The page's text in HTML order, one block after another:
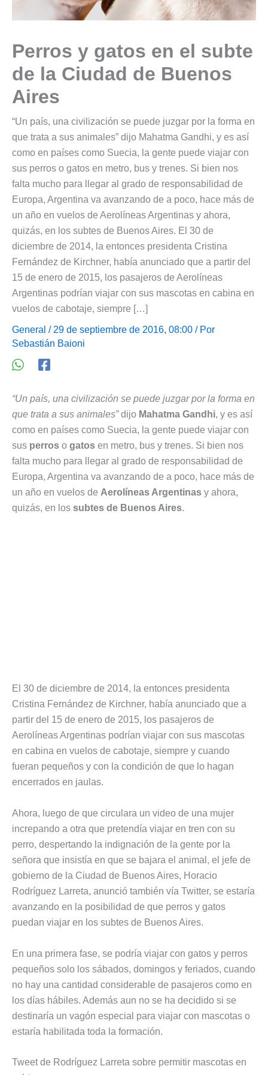
Perros y gatos en el subte
de la Ciudad de Buenos
Aires
“Un país, una civilización se puede juzgar por la forma en
que trata a sus animales” dijo Mahatma Gandhi, y es así
como en países como Suecia, la gente puede viajar con
sus perros o gatos en metro, bus y trenes. Si bien nos
falta mucho para llegar al grado de responsabilidad de
Europa, Argentina va avanzando de a poco, hace más de
un año en vuelos de Aerolíneas Argentinas y ahora,
quizás, en los subtes de Buenos Aires. El 30 de
diciembre de 2014, la entonces presidenta Cristina
Fernández de Kirchner, había anunciado que a partir del
15 de enero de 2015, los pasajeros de Aerolíneas
Argentinas podrían viajar con sus mascotas en cabina en
vuelos de cabotaje, siempre […]
General / 29 de septiembre de 2016, 08:00 / Por
Sebastián Baioni
“Un país, una civilización se puede juzgar por la forma en
que trata a sus animales”dijo Mahatma Gandhi, y es así
como en países como Suecia, la gente puede viajar con
sus perros o gatos en metro, bus y trenes. Si bien nos
falta mucho para llegar al grado de responsabilidad de
Europa, Argentina va avanzando de a poco, hace más de
un año en vuelos de Aerolíneas Argentinas y ahora,
quizás, en los subtes de Buenos Aires.
El 30 de diciembre de 2014, la entonces presidenta
Cristina Fernández de Kirchner, había anunciado que a
partir del 15 de enero de 2015, los pasajeros de
Aerolíneas Argentinas podrían viajar con sus mascotas
en cabina en vuelos de cabotaje, siempre y cuando
fueran pequeños y con la condición de que lo hagan
encerrados en jaulas.
Ahora, luego de que circulara un video de una mujer
increpando a otra que pretendía viajar en tren con su
perro, despertando la indignación de la gente por la
señora que insistía en que se bajara el animal, el jefe de
gobierno de la Ciudad de Buenos Aires, Horacio
Rodríguez Larreta, anunció también vía Twitter, se estaría
avanzando en la posibilidad de que perros y gatos
puedan viajar en los subtes de Buenos Aires.
En una primera fase, se podría viajar con gatos y perros
pequeños solo los sábados, domingos y feriados, cuando
no hay una cantidad considerable de pasajeros como en
los días hábiles. Además aun no se ha decidido si se
destinaría un vagón especial para viajar con mascotas o
estaría habilitada toda la formación.
Tweet de Rodríguez Larreta sobre permitir mascotas en